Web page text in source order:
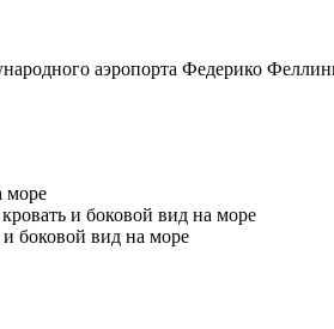
аэропорта Федерико
море
и боковой вид на море
боковой вид на море